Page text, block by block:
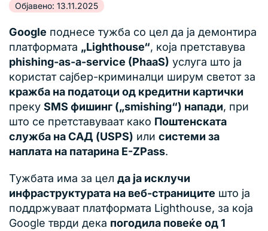
Објавено: 13.11.2025
Google поднесе тужба со цел да ја демонтира
платформата „Lighthouse“, која претставува
phishing-as-a-service (PhaaS) услуга што ја
користат сајбер-криминалци ширум светот за
кражба на податоци од кредитни картички
преку SMS фишинг („smishing“) напади, при
што се претставуваат како Поштенската
служба на САД (USPS) или системи за
наплата на патарина E-ZPass.
Тужбата има за цел да ја исклучи
инфраструктурата на веб-страниците што ја
поддржуваат платформата Lighthouse, за која
Google тврди дека погодила повеќе од 1